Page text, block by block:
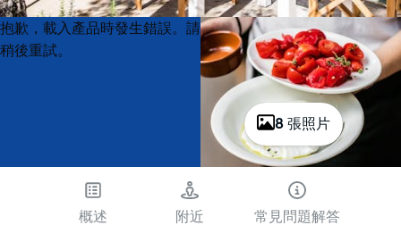
8 張照片
Product
List
Product
List
抱歉，載入產品時發生錯誤。請
稍後重試。
概述 附近 常見問題解答